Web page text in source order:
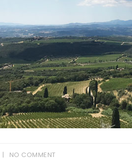
NO COMMENT